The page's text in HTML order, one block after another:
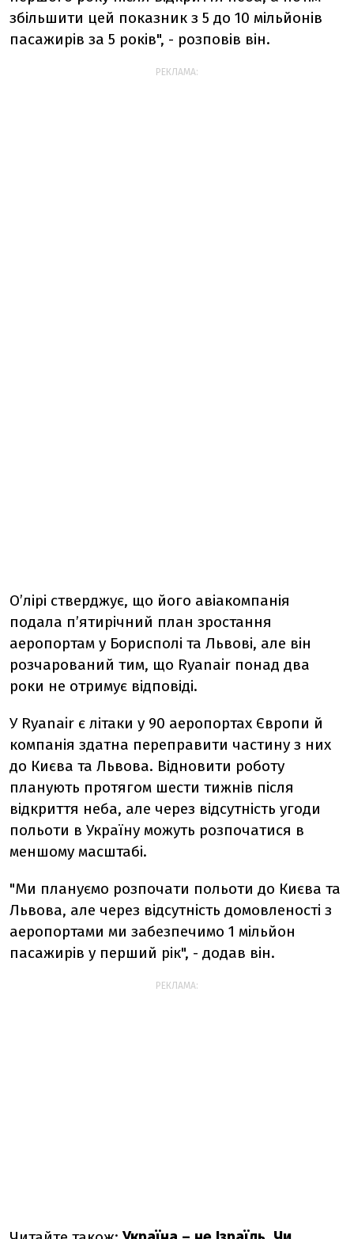
збільшити цей показник з 5 до 10 мільйонів
пасажирів за 5 років", - розповів він.
РЕКЛАМА:
О’лірі стверджує, що його авіакомпанія
подала п’ятирічний план зростання
аеропортам у Борисполі та Львові, але він
розчарований тим, що Ryanair понад два
роки не отримує відповіді.
У Ryanair є літаки у 90 аеропортах Європи й
компанія здатна переправити частину з них
до Києва та Львова. Відновити роботу
планують протягом шести тижнів після
відкриття неба, але через відсутність угоди
польоти в Україну можуть розпочатися в
меншому масштабі.
"Ми плануємо розпочати польоти до Києва та
Львова, але через відсутність домовленості з
аеропортами ми забезпечимо 1 мільйон
пасажирів у перший рік", - додав він.
РЕКЛАМА: